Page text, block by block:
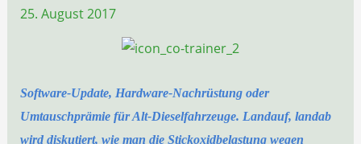
25. August 2017
Software-Update, Hardware-Nachrüstung oder
Umtauschprämie für Alt-Dieselfahrzeuge. Landauf, landab
wird diskutiert, wie man die Stickoxidbelastung wegen